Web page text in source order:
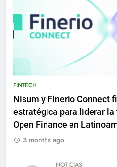
FINTECH
Nisum y Finerio Connect
estratégica para liderar la
Open Finance en
3 months ago
NOTICIAS